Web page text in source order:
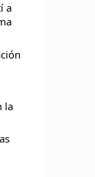
a
la